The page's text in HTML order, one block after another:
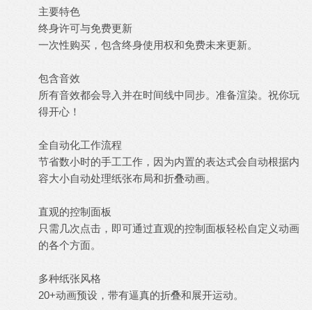
主要特色
终身许可与免费更新
一次性购买，包含终身使用权和免费未来更新。
包含音效
所有音效都会导入并在时间线中同步。准备渲染。祝你玩
得开心！
全自动化工作流程
节省数小时的手工工作，因为内置的表达式会自动根据内
容大小自动处理纸张布局和折叠动画。
直观的控制面板
只需几次点击，即可通过直观的控制面板轻松自定义动画
的各个方面。
多种纸张风格
20+动画预设，带有逼真的折叠和展开运动。